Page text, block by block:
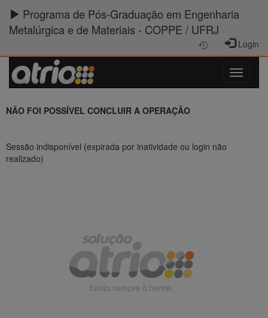
Programa de Pós-Graduação em Engenharia
Metalúrgica e de Materiais - COPPE / UFRJ
Login
NÃO FOI POSSÍVEL CONCLUIR A OPERAÇÃO
Sessão indisponível (expirada por inatividade ou login não
realizado)